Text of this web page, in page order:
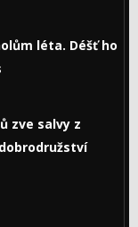
léta. Déšť ho
zve salvy z